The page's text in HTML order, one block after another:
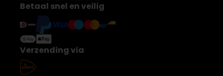
Betaal snel en veilig
Verzending via